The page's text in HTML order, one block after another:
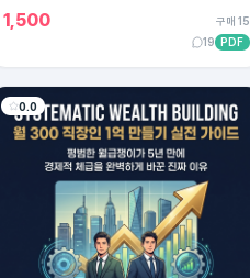
1,500
구매 15
19
PDF
0.0